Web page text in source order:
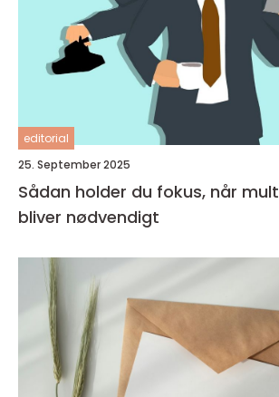
editorial
25. September 2025
Sådan holder du fokus, når
bliver nødvendigt